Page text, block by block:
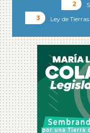
Ley de